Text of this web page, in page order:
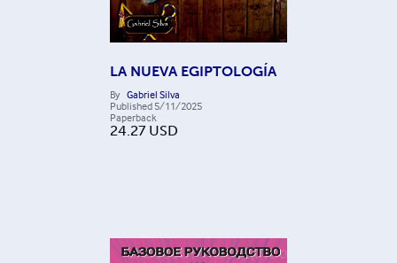
LA NUEVA EGIPTOLOGÍA
By Gabriel Silva
Published 5/11/2025
Paperback
24.27 USD